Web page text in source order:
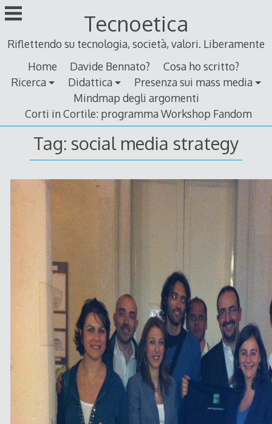
Skip
to
Tecnoetica
Riflettendo su tecnologia, società, valori. Liberamente
Home
Davide Bennato?
Cosa ho scritto?
Ricerca
Didattica
Presenza sui mass media
Mindmap degli argomenti
Corti in Cortile: programma Workshop Fandom
Tag: social media strategy